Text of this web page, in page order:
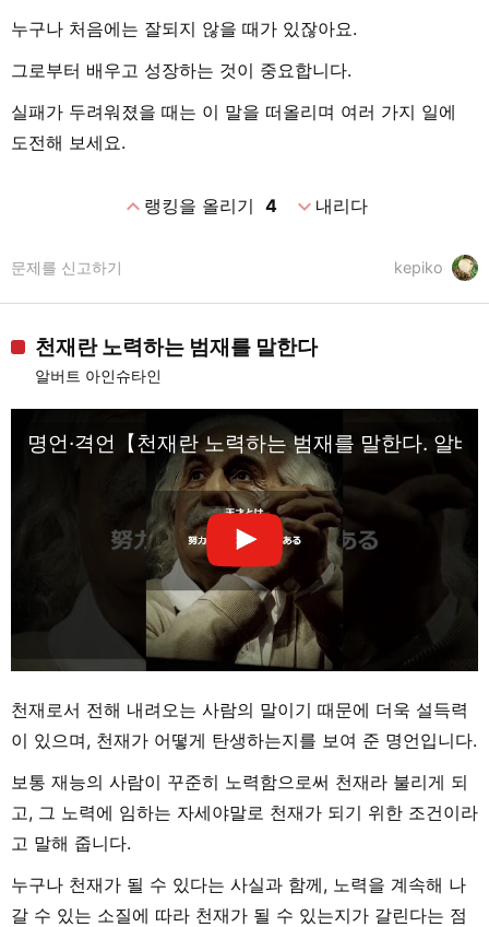
누구나 처음에는 잘되지 않을 때가 있잖아요.
그로부터 배우고 성장하는 것이 중요합니다.
실패가 두려워졌을 때는 이 말을 떠올리며 여러 가지 일에
도전해 보세요.
expand_less랭킹을 올리기 4 expand_more내리다
kepiko
문제를 신고하기
천재란 노력하는 범재를 말한다
알버트 아인슈타인
명언·격언【천재란 노력하는 범재를 말한다. 알
천재로서 전해 내려오는 사람의 말이기 때문에 더욱 설득력
이 있으며, 천재가 어떻게 탄생하는지를 보여 준 명언입니다.
보통 재능의 사람이 꾸준히 노력함으로써 천재라 불리게 되
고, 그 노력에 임하는 자세야말로 천재가 되기 위한 조건이라
고 말해 줍니다.
누구나 천재가 될 수 있다는 사실과 함께, 노력을 계속해 나
갈 수 있는 소질에 따라 천재가 될 수 있는지가 갈린다는 점